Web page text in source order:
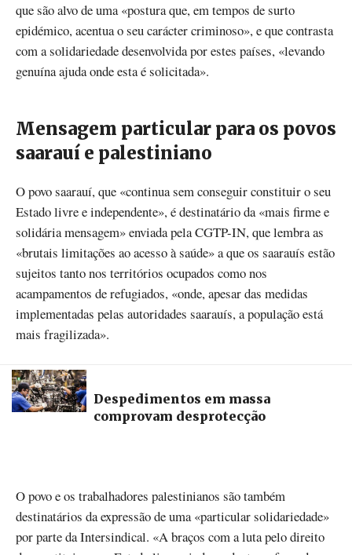
que são alvo de uma «postura que, em tempos de surto
epidémico, acentua o seu carácter criminoso», e que contrasta
com a solidariedade desenvolvida por estes países, «levando
genuína ajuda onde esta é solicitada».
Mensagem particular para os povos
saarauí e palestiniano
O povo saarauí, que «continua sem conseguir constituir o seu
Estado livre e independente», é destinatário da «mais firme e
solidária mensagem» enviada pela CGTP-IN, que lembra as
«brutais limitações ao acesso à saúde» a que os saarauís estão
sujeitos tanto nos territórios ocupados como nos
acampamentos de refugiados, «onde, apesar das medidas
implementadas pelas autoridades saarauís, a população está
mais fragilizada».
Despedimentos em massa
comprovam desprotecção
O povo e os trabalhadores palestinianos são também
destinatários da expressão de uma «particular solidariedade»
por parte da Intersindical. «A braços com a luta pelo direito